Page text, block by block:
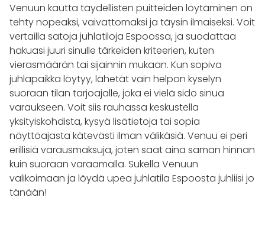
Venuun kautta täydellisten puitteiden löytäminen on
tehty nopeaksi, vaivattomaksi ja täysin ilmaiseksi. Voit
vertailla satoja juhlatiloja Espoossa, ja suodattaa
hakuasi juuri sinulle tärkeiden kriteerien, kuten
vierasmäärän tai sijainnin mukaan. Kun sopiva
juhlapaikka löytyy, lähetät vain helpon kyselyn
suoraan tilan tarjoajalle, joka ei vielä sido sinua
varaukseen. Voit siis rauhassa keskustella
yksityiskohdista, kysyä lisätietoja tai sopia
näyttöajasta kätevästi ilman välikäsiä. Venuu ei peri
erillisiä varausmaksuja, joten saat aina saman hinnan
kuin suoraan varaamalla. Sukella Venuun
valikoimaan ja löydä upea juhlatila Espoosta juhliisi jo
tänään!